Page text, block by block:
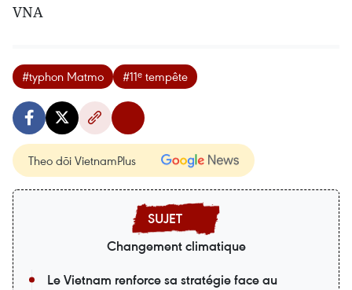
VNA
#typhon Matmo #11ᵉ tempête
Theo dõi VietnamPlus
Changement climatique
Le Vietnam renforce sa stratégie face au